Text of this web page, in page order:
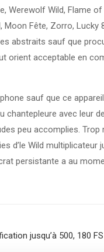
Werewolf Wild,
Moon Fête, Zorro,
abstraits sauf que
orient acceptable en
sauf que ce
avec leur
peu accomplies.
d’le Wild
persistante a au
jusqu’à 500, 180 FS